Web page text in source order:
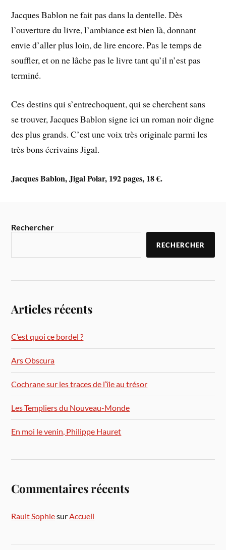
Jacques Bablon ne fait pas dans la dentelle. Dès
l’ouverture du livre, l’ambiance est bien là, donnant
envie d’aller plus loin, de lire encore. Pas le temps de
souffler, et on ne lâche pas le livre tant qu’il n’est pas
terminé.
Ces destins qui s’entrechoquent, qui se cherchent sans
se trouver, Jacques Bablon signe ici un roman noir digne
des plus grands. C’est une voix très originale parmi les
très bons écrivains Jigal.
Jacques Bablon, Jigal Polar, 192 pages, 18 €.
Rechercher
RECHERCHER
Articles récents
C’est quoi ce bordel ?
Ars Obscura
Cochrane sur les traces de l’île au trésor
Les Templiers du Nouveau-Monde
En moi le venin, Philippe Hauret
Commentaires récents
Rault Sophiesur Accueil